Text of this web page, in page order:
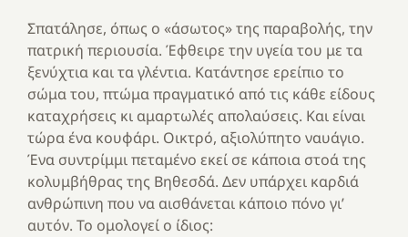
Σπατάλησε, όπως ο «άσωτος» της παραβολής, την
πατρική περιουσία. Έφθειρε την υγεία του με τα
ξενύχτια και τα γλέντια. Κατάντησε ερείπιο το
σώμα του, πτώμα πραγματικό από τις κάθε είδους
καταχρήσεις κι αμαρτωλές απολαύσεις. Και είναι
τώρα ένα κουφάρι. Οικτρό, αξιολύπητο ναυάγιο.
Ένα συντρίμμι πεταμένο εκεί σε κάποια στοά της
κολυμβήθρας της Βηθεσδά. Δεν υπάρχει καρδιά
ανθρώπινη που να αισθάνεται κάποιο πόνο γι’
αυτόν. Το ομολογεί ο ίδιος: